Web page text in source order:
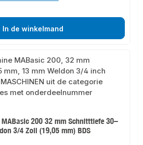
In de winkelmand
200 32 mm Schnitttiefe 30–
3/4 Zoll (19,05 mm) BDS